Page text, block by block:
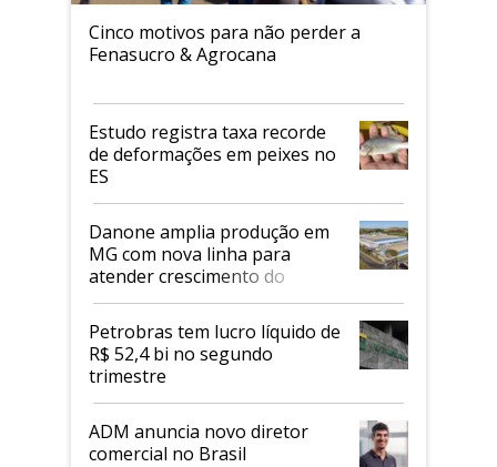
Cinco motivos para não perder a
Fenasucro & Agrocana
Estudo registra taxa recorde
de deformações em peixes no
ES
Danone amplia produção em
MG com nova linha para
atender crescimento do
mercado de alimentos
proteicos
Petrobras tem lucro líquido de
R$ 52,4 bi no segundo
trimestre
ADM anuncia novo diretor
comercial no Brasil